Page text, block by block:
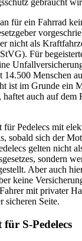
gebraucht
für ein Fahrrad
nicht als
Für
14.500 Menschen
ist im Grunde ein
haftet auch auf dem
Pedelecs mit
sobald sich der
gelten nicht
sondern
Aber auch
keine
mit privater
sicheren Seite.
S-Pedelecs